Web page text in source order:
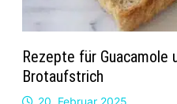
Rezepte für Guacamole
Brotaufstrich
20. Februar 2025